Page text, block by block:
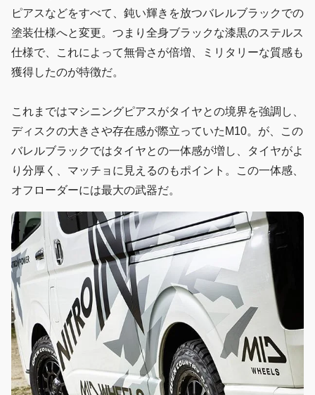
ピアスなどをすべて、鈍い輝きを放つバレルブラックでの
塗装仕様へと変更。つまり全身ブラックな漆黒のステルス
仕様で、これによって無骨さが倍増、ミリタリーな質感も
獲得したのが特徴だ。
これまではマシニングピアスがタイヤとの境界を強調し、
ディスクの大きさや存在感が際立っていたM10。が、この
バレルブラックではタイヤとの一体感が増し、タイヤがよ
り分厚く、マッチョに見えるのもポイント。この一体感、
オフローダーには最大の武器だ。